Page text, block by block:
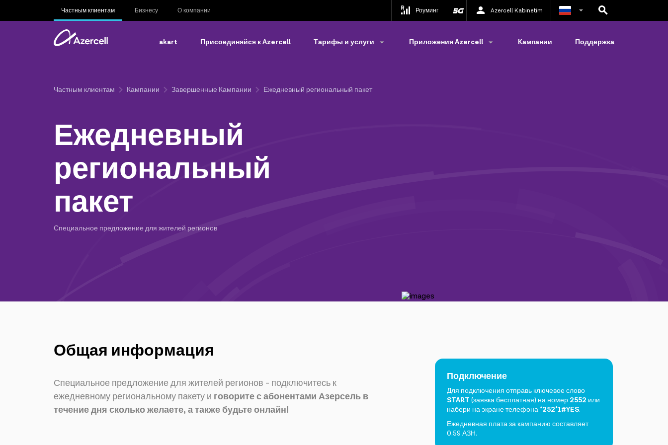
Частным клиентам Бизнесу О компании Роуминг Azercell Kabinetim
akart Присоединяйся к Azercell Тарифы и услуги Приложения Azercell Кампании Поддержка
Частным клиентам Кампании Завершенные Кампании Ежедневный региональный пакет
Ежедневный
региональный
пакет
Специальное предложение для жителей регионов
Общая информация
Специальное предложение для жителей регионов - подключитесь к
ежедневному региональному пакету и говорите с абонентами Азерсель в
течение дня сколько желаете, а также будьте онлайн!
Подключение
Для подключения отправь ключевое слово
START (заявка бесплатная) на номер 2552 или
набери на экране телефона*252*1#YES.
Ежедневная плата за кампанию составляет
0.59 АЗН.